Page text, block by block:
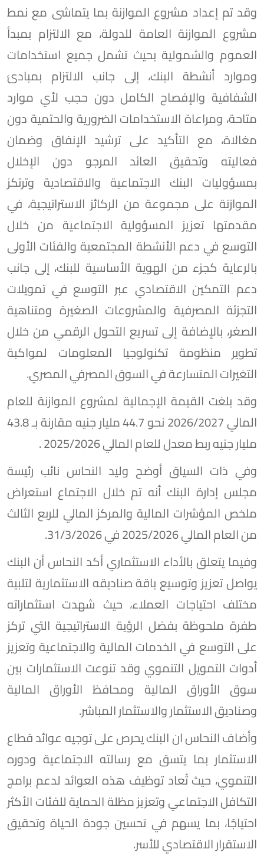
وقد تم إعداد مشروع الموازنة بما يتماشى مع نمط
مشروع الموازنة العامة للدولة، مع الالتزام بمبدأ
العموم والشمولية بحيث تشمل جميع استخدامات
وموارد أنشطة البنك، إلى جانب الالتزام بمبادئ
الشفافية والإفصاح الكامل دون حجب لأي موارد
متاحة، ومراعاة الاستخدامات الضرورية والحتمية دون
مغالاة، مع التأكيد على ترشيد الإنفاق وضمان
فعاليته وتحقيق العائد المرجو دون الإخلال
بمسؤوليات البنك الاجتماعية والاقتصادية وترتكز
الموازنة على مجموعة من الركائز الاستراتيجية، في
مقدمتها تعزيز المسؤولية الاجتماعية من خلال
التوسع في دعم الأنشطة المجتمعية والفئات الأولى
بالرعاية كجزء من الهوية الأساسية للبنك، إلى جانب
دعم التمكين الاقتصادي عبر التوسع في تمويلات
التجزئة المصرفية والمشروعات الصغيرة ومتناهية
الصغر، بالإضافة إلى تسريع التحول الرقمي من خلال
تطوير منظومة تكنولوجيا المعلومات لمواكبة
التغيرات المتسارعة في السوق المصرفي المصري.
وقد بلغت القيمة الإجمالية لمشروع الموازنة للعام
المالي 2026/2027 نحو 44.7 مليار جنيه مقارنة بـ 43.8
مليار جنيه ربط معدل للعام المالي 2025/2026 .
وفي ذات السياق أوضح وليد النحاس نائب رئيسة
مجلس إدارة البنك أنه تم خلال الاجتماع استعراض
ملخص المؤشرات المالية والمركز المالي للربع الثالث
من العام المالي 2025/2026 في 31/3/2026.
وفيما يتعلق بالأداء الاستثماري أكد النحاس أن البنك
يواصل تعزيز وتوسيع باقة صناديقه الاستثمارية لتلبية
مختلف احتياجات العملاء، حيث شهدت استثماراته
طفرة ملحوظة بفضل الرؤية الاستراتيجية التي تركز
على التوسع في الخدمات المالية والاجتماعية وتعزيز
أدوات التمويل التنموي وقد تنوعت الاستثمارات بين
سوق الأوراق المالية ومحافظ الأوراق المالية
وصناديق الاستثمار والاستثمار المباشر.
وأضاف النحاس ان البنك يحرص على توجيه عوائد قطاع
الاستثمار بما يتسق مع رسالته الاجتماعية ودوره
التنموي، حيث تُعاد توظيف هذه العوائد لدعم برامج
التكافل الاجتماعي وتعزيز مظلة الحماية للفئات الأكثر
احتياجًا، بما يسهم في تحسين جودة الحياة وتحقيق
الاستقرار الاقتصادي للأسر.